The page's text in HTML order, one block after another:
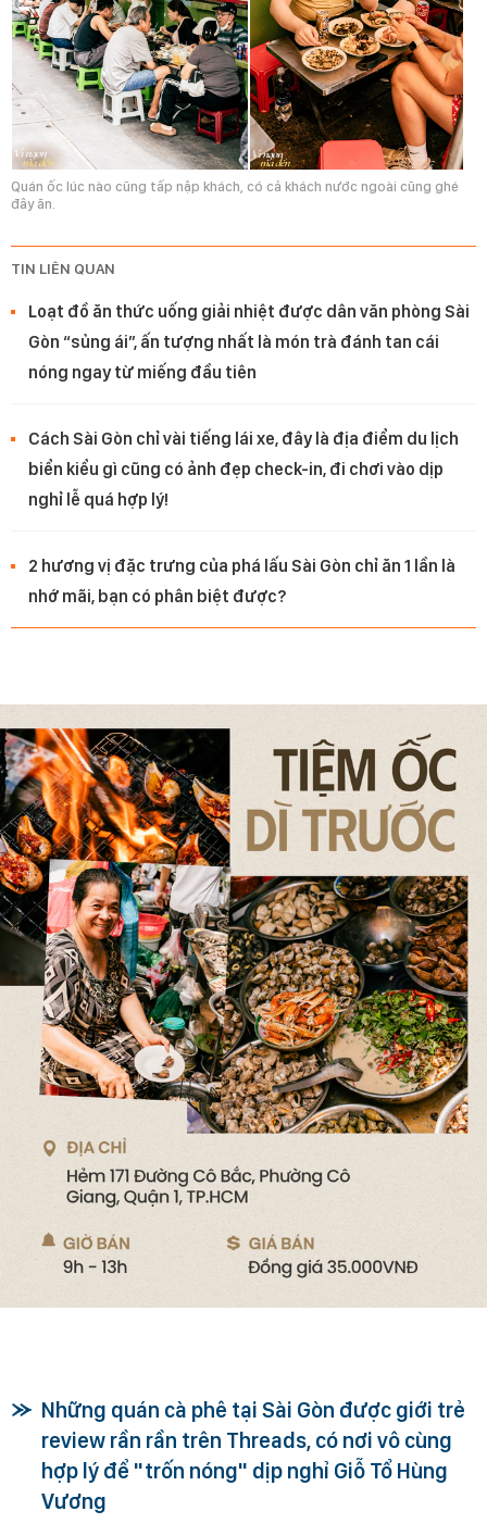
Quán ốc lúc nào cũng tấp nập khách, có cả khách nước ngoài cũng ghé
đây ăn.
TIN LIÊN QUAN
Loạt đồ ăn thức uống giải nhiệt được dân văn phòng Sài
Gòn “sủng ái”, ấn tượng nhất là món trà đánh tan cái
nóng ngay từ miếng đầu tiên
Cách Sài Gòn chỉ vài tiếng lái xe, đây là địa điểm du lịch
biển kiểu gì cũng có ảnh đẹp check-in, đi chơi vào dịp
nghỉ lễ quá hợp lý!
2 hương vị đặc trưng của phá lấu Sài Gòn chỉ ăn 1 lần là
nhớ mãi, bạn có phân biệt được?
Những quán cà phê tại Sài Gòn được giới trẻ
review rần rần trên Threads, có nơi vô cùng
hợp lý để "trốn nóng" dịp nghỉ Giỗ Tổ Hùng
Vương